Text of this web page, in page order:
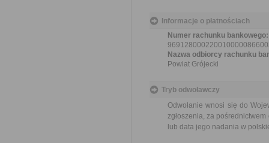
Informacje o płatnościach
Numer rachunku bankowego:
Nazwa odbiorcy rachunku
Powiat Grójecki
Tryb odwoławczy
Odwołanie wnosi się do
zgłoszenia, za
lub data jego nadania w